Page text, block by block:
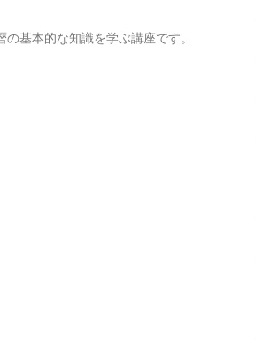
基本的な知識を学ぶ講座です。